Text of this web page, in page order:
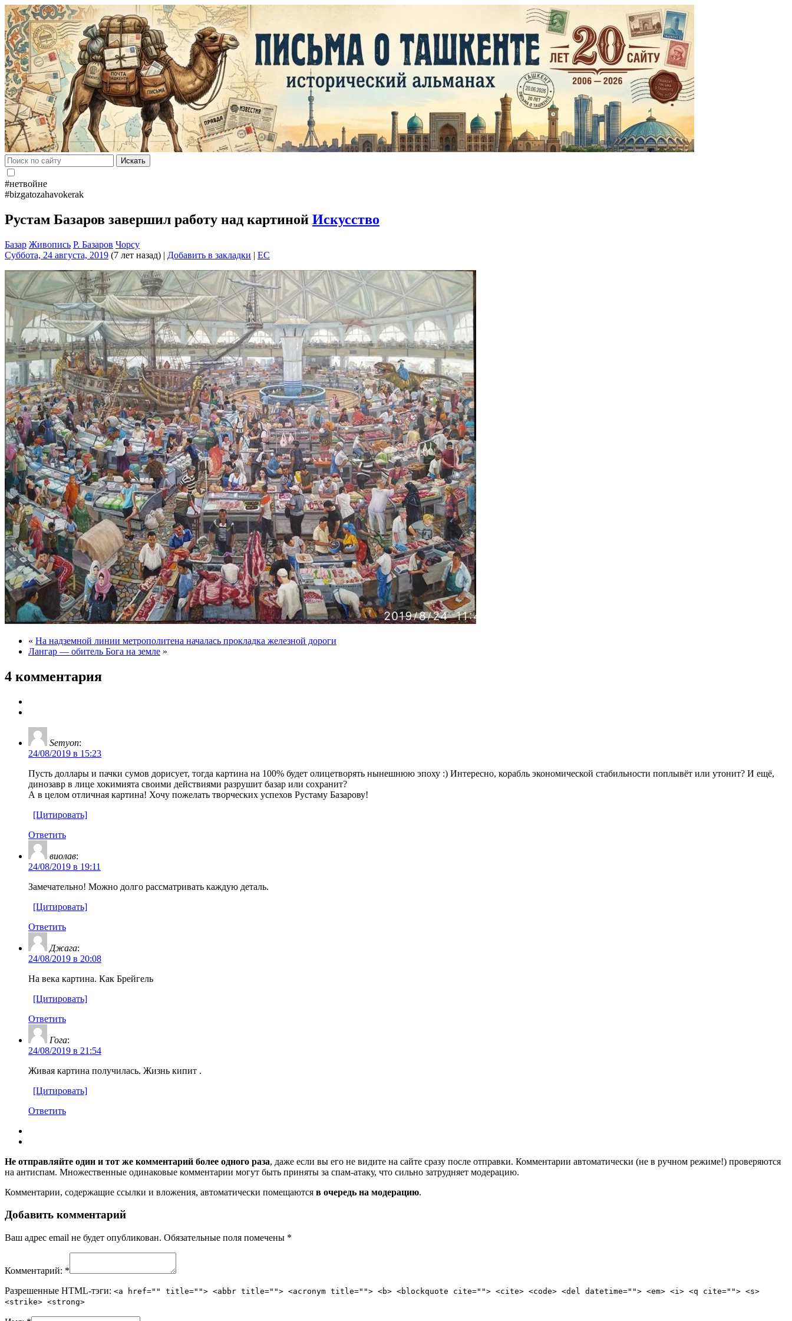
Искать
#нетвойне
#bizgatozahavokerak
Рустам Базаров завершил работу над картиной Искусство
Базар Живопись Р. Базаров Чорсу
Суббота, 24 августа, 2019 (7 лет назад) | Добавить в закладки | EC
« На надземной линии метрополитена началась прокладка железной дороги
Лангар — обитель Бога на земле »
4 комментария
Semyon:
24/08/2019 в 15:23
Пусть доллары и пачки сумов дорисует, тогда картина на 100% будет олицетворять нынешнюю эпоху :) Интересно, корабль экономической стабильности поплывёт или утонит? И ещё,
динозавр в лице хокимията своими действиями разрушит базар или сохранит?
А в целом отличная картина! Хочу пожелать творческих успехов Рустаму Базарову!
[Цитировать]
Ответить
виолав:
24/08/2019 в 19:11
Замечательно! Можно долго рассматривать каждую деталь.
[Цитировать]
Ответить
Джага:
24/08/2019 в 20:08
На века картина. Как Брейгель
[Цитировать]
Ответить
Гога:
24/08/2019 в 21:54
Живая картина получилась. Жизнь кипит .
[Цитировать]
Ответить
Не отправляйте один и тот же комментарий более одного раза, даже если вы его не видите на сайте сразу после отправки. Комментарии автоматически (не в ручном режиме!) проверяются
на антиспам. Множественные одинаковые комментарии могут быть приняты за спам-атаку, что сильно затрудняет модерацию.
Комментарии, содержащие ссылки и вложения, автоматически помещаются в очередь на модерацию.
Добавить комментарий
Ваш адрес email не будет опубликован. Обязательные поля помечены *
Комментарий: *
Разрешенные HTML-тэги: <a href="" title=""> <abbr title=""> <acronym title=""> <b> <blockquote cite=""> <cite> <code> <del datetime=""> <em> <i> <q cite=""> <s>
<strike> <strong>